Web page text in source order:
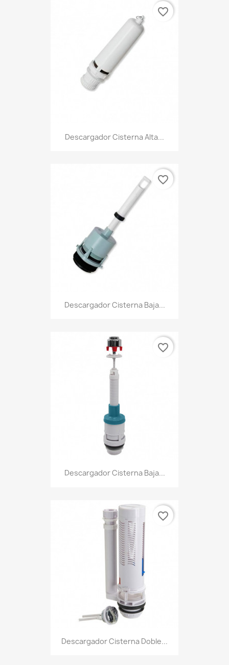
Descargador Cisterna Alta...
favorite_border
Descargador Cisterna Baja...
favorite_border
Descargador Cisterna Baja...
favorite_border
Descargador Cisterna Doble...
favorite_border